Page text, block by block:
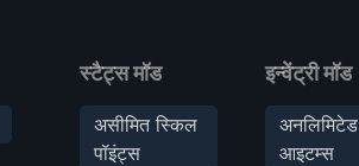
स्टैट्स मॉड
असीमित स्किल
पॉइंट्स
इन्वेंट्री मॉड
अनलिमिटेड
आइटम्स